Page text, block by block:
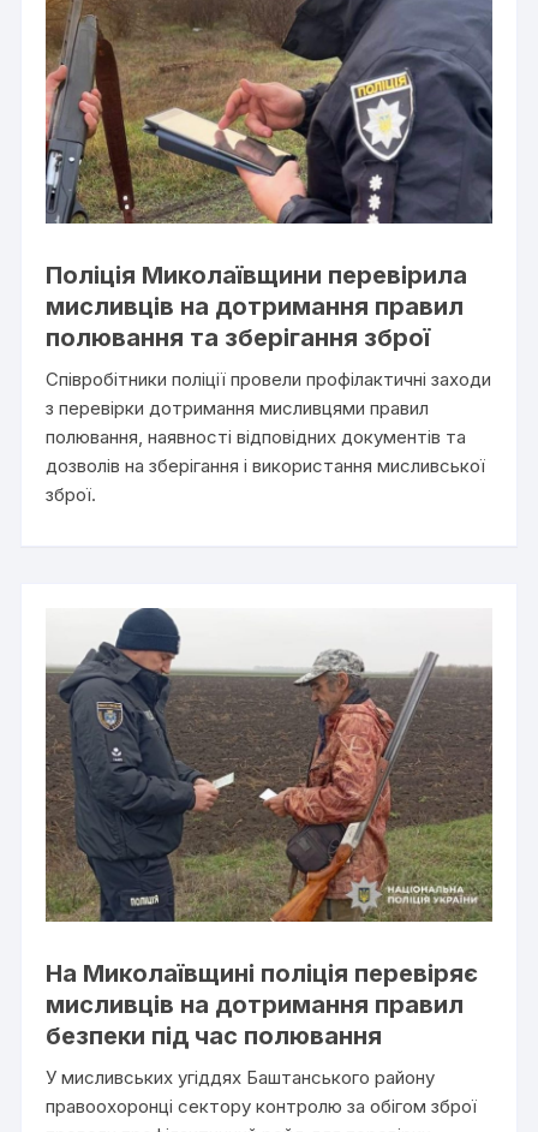
Поліція Миколаївщини перевірила
мисливців на дотримання правил
полювання та зберігання зброї
Співробітники поліції провели профілактичні заходи
з перевірки дотримання мисливцями правил
полювання, наявності відповідних документів та
дозволів на зберігання і використання мисливської
зброї.
На Миколаївщині поліція перевіряє
мисливців на дотримання правил
безпеки під час полювання
У мисливських угіддях Баштанського району
правоохоронці сектору контролю за обігом зброї